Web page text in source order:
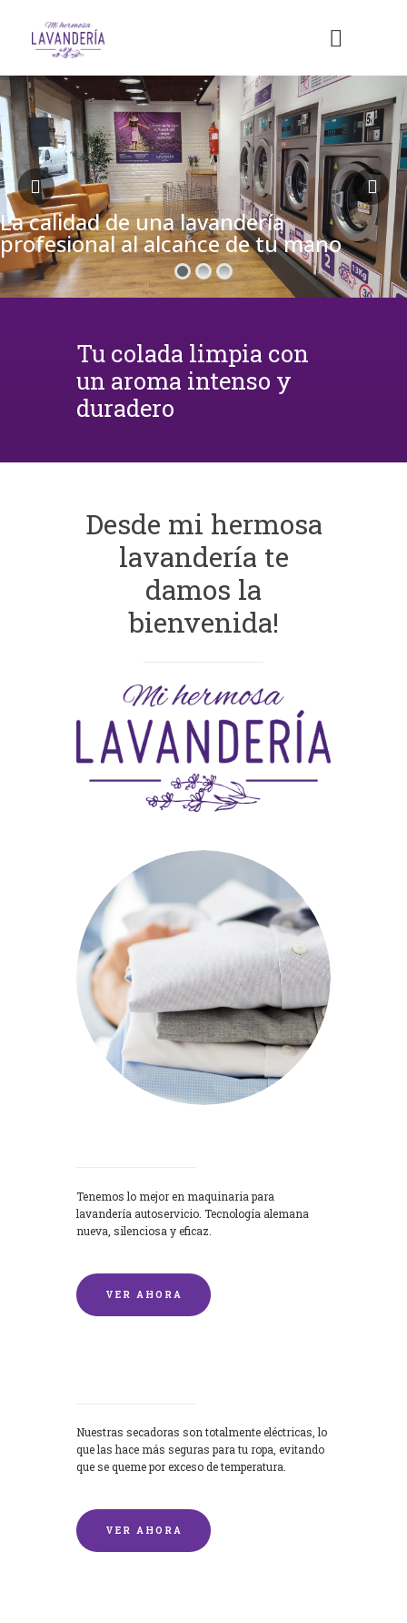
La calidad de una lavandería
profesional al alcance de tu mano
Tu colada limpia con
un aroma intenso y
duradero
Desde mi hermosa
lavandería te
damos la
bienvenida!
Tenemos lo mejor en maquinaria para
lavandería autoservicio. Tecnología alemana
nueva, silenciosa y eficaz.
VER AHORA
Nuestras secadoras son totalmente eléctricas, lo
que las hace más seguras para tu ropa, evitando
que se queme por exceso de temperatura.
VER AHORA